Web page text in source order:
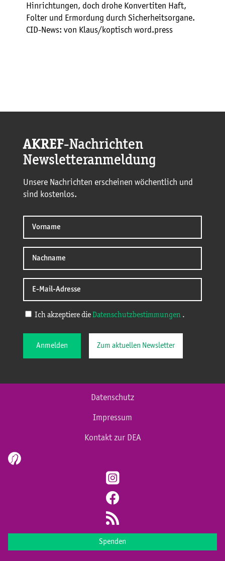
Hinrichtungen, doch drohe Konvertiten Haft,
Folter und Ermordung durch Sicherheitsorgane.
CID-News: von Klaus/koptisch word.press
AKREF-Nachrichten
Newsletteranmeldung
Unsere Nachrichten erscheinen wöchentlich und
sind kostenlos.
Ich akzeptiere die Datenschutzbestimmungen .
Anmelden Zum aktuellen Newsletter
Datenschutz
Impressum
Kontakt zur DEA
Spenden